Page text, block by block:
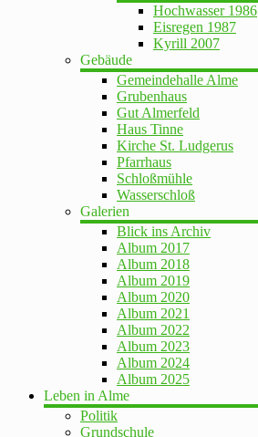
Hochwasser 1986
Eisregen 1987
Kyrill 2007
Gebäude
Gemeindehalle Alme
Grubenhaus
Gut Almerfeld
Haus Tinne
Kirche St. Ludgerus
Pfarrhaus
Schloßmühle
Wasserschloß
Galerien
Blick ins Archiv
Album 2017
Album 2018
Album 2019
Album 2020
Album 2021
Album 2022
Album 2023
Album 2024
Album 2025
Leben in Alme
Politik
Grundschule